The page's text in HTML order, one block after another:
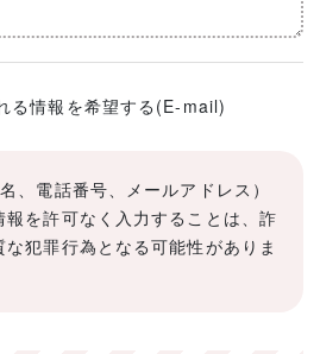
る情報を希望する(E-mail)
、電話番号、メールアドレス）
を許可なく入力することは、詐
犯罪行為となる可能性がありま